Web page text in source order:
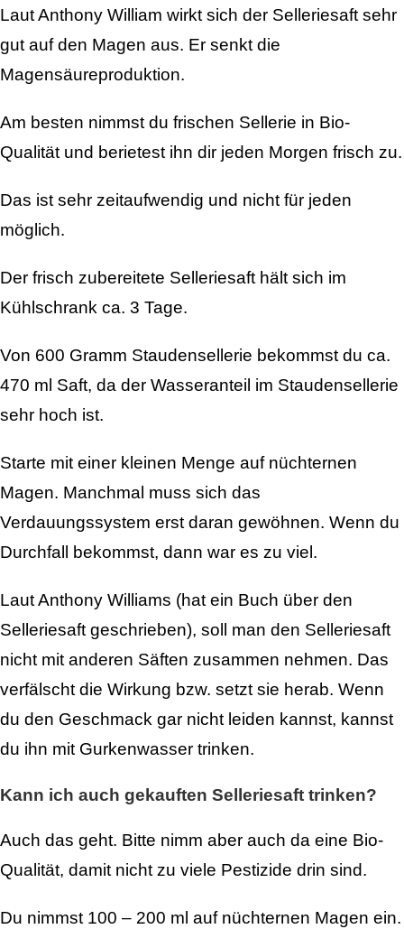
Laut Anthony William wirkt sich der Selleriesaft sehr
gut auf den Magen aus. Er senkt die
Magensäureproduktion.
Am besten nimmst du frischen Sellerie in Bio-
Qualität und berietest ihn dir jeden Morgen frisch zu.
Das ist sehr zeitaufwendig und nicht für jeden
möglich.
Der frisch zubereitete Selleriesaft hält sich im
Kühlschrank ca. 3 Tage.
Von 600 Gramm Staudensellerie bekommst du ca.
470 ml Saft, da der Wasseranteil im Staudensellerie
sehr hoch ist.
Starte mit einer kleinen Menge auf nüchternen
Magen. Manchmal muss sich das
Verdauungssystem erst daran gewöhnen. Wenn du
Durchfall bekommst, dann war es zu viel.
Laut Anthony Williams (hat ein Buch über den
Selleriesaft geschrieben), soll man den Selleriesaft
nicht mit anderen Säften zusammen nehmen. Das
verfälscht die Wirkung bzw. setzt sie herab. Wenn
du den Geschmack gar nicht leiden kannst, kannst
du ihn mit Gurkenwasser trinken.
Kann ich auch gekauften Selleriesaft trinken?
Auch das geht. Bitte nimm aber auch da eine Bio-
Qualität, damit nicht zu viele Pestizide drin sind.
Du nimmst 100 – 200 ml auf nüchternen Magen ein.